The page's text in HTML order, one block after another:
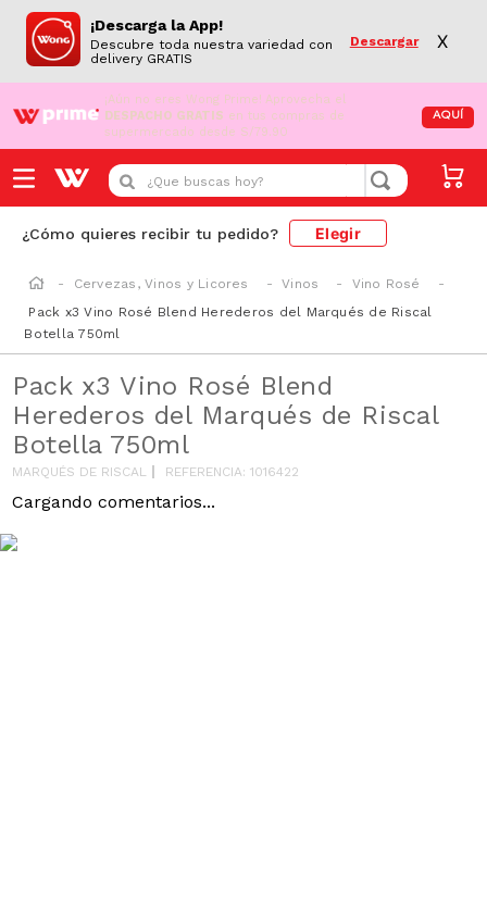
¡Descarga la App!
Descubre toda nuestra variedad con
delivery GRATIS
Descargar X
¡Aún no eres Wong Prime! Aprovecha el
DESPACHO GRATIS en tus compras de
supermercado desde S/79.90
AQUÍ
¿Que buscas hoy?
¿Cómo quieres recibir tu pedido? Elegir
Cervezas, Vinos y Licores Vinos
Vino Rosé
Pack x3 Vino Rosé Blend Herederos del Marqués de Riscal
Botella 750ml
Pack x3 Vino Rosé Blend
Herederos del Marqués de Riscal
Botella 750ml
MARQUÉS DE RISCAL REFERENCIA:1016422
Cargando comentarios...